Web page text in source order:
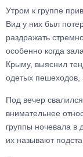
Утром к группе
Вид у них был
раздражать
особенно когда
Крыму, выяснил
одетых
Под вечер
внимательнее
группы ночевала в
их называют